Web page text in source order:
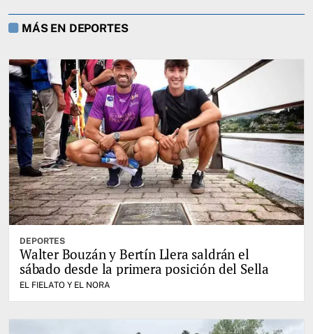
MÁS EN DEPORTES
DEPORTES
Walter Bouzán y Bertín Llera saldrán el
sábado desde la primera posición del Sella
EL FIELATO Y EL NORA